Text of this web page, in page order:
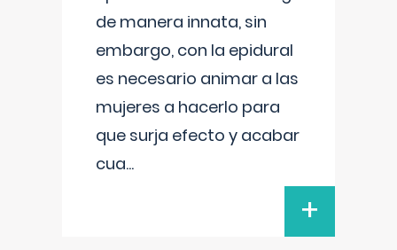
de manera innata, sin
embargo, con la epidural
es necesario animar a las
mujeres a hacerlo para
que surja efecto y acabar
cua...
+